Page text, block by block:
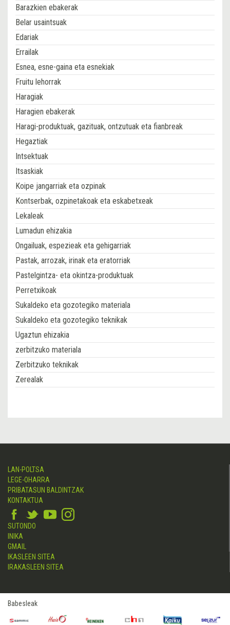
Barazkien ebakerak
Belar usaintsuak
Edariak
Errailak
Esnea, esne-gaina eta esnekiak
Fruitu lehorrak
Haragiak
Haragien ebakerak
Haragi-produktuak, gazituak, ontzutuak eta fianbreak
Hegaztiak
Intsektuak
Itsaskiak
Koipe jangarriak eta ozpinak
Kontserbak, ozpinetakoak eta eskabetxeak
Lekaleak
Lumadun ehizakia
Ongailuak, espezieak eta gehigarriak
Pastak, arrozak, irinak eta eratorriak
Pastelgintza- eta okintza-produktuak
Perretxikoak
Sukaldeko eta gozotegiko materiala
Sukaldeko eta gozotegiko teknikak
Ugaztun ehizakia
zerbitzuko materiala
Zerbitzuko teknikak
Zerealak
LAN-POLTSA
LEGE-OHARRA
PRIBATASUN BALDINTZAK
KONTAKTUA
SUTONDO
INIKA
GMAIL
IKASLEEN SITEA
IRAKASLEEN SITEA
Babesleak